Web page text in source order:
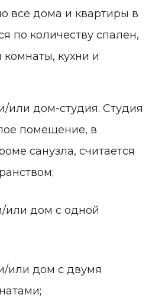
все дома и квартиры в
по количеству спален,
комнаты, кухни и
или дом-студия. Студия
помещение, в
санузла, считается
или дом с одной
или дом с двумя